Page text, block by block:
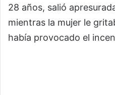
28 años, salió
mientras la mujer le
había provocado el